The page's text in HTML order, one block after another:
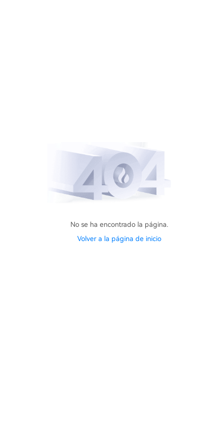
No se ha encontrado la página.
Volver a la página de inicio